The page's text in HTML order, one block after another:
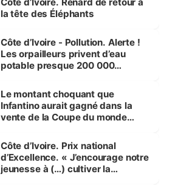
la tête des Éléphants
Côte d’Ivoire - Pollution. Alerte !
Les orpailleurs privent d’eau
potable presque 200 000
Le montant choquant que
Infantino aurait gagné dans la
vente de la Coupe du monde
Côte d’Ivoire. Prix national
d’Excellence. « J’encourage notre
jeunesse à (…) cultiver la